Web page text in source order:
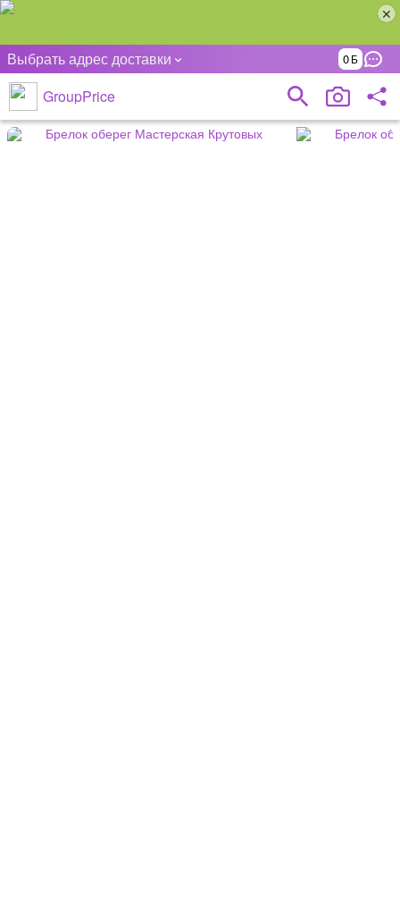
Выбрать адрес доставки 0
GroupPrice